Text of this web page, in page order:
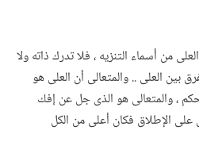
من أسماء التنزيه ، فلا تدرك ذاته ولا
بين العلى .. والمتعالى أن العلى هو
، والمتعالى هو الذى جل عن إفك
على الإطلاق فكان أعلى من الكل